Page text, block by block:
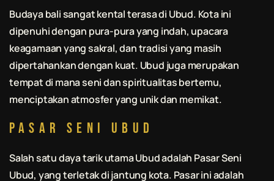
Budayabalisangat kental terasa di Ubud. Kota ini
dipenuhi dengan pura-pura yang indah, upacara
keagamaan yang sakral, dan tradisi yang masih
dipertahankan dengan kuat. Ubud juga merupakan
tempat di mana seni dan spiritualitas bertemu,
menciptakan atmosfer yang unik dan memikat.
Pasar Seni Ubud
Salah satu daya tarik utama Ubud adalah Pasar Seni
Ubud, yang terletak di jantung kota. Pasar ini adalah